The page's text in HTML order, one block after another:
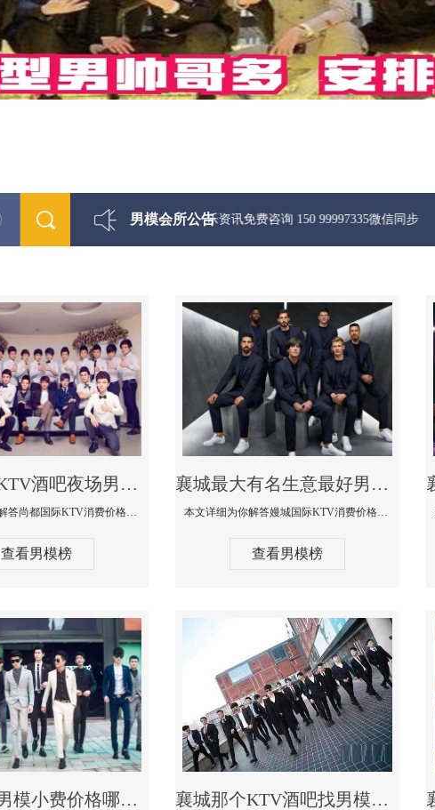
男模会所公告
最新男模娱乐资讯免费咨询 150 99997335微信同步
襄城哪个KTV酒吧夜场男模公关型男最帅-尚都国际KTV消费价格点评
本文详细为你解答尚都国际KTV消费价格点评，更多关于哪个KTV酒吧夜场男模公关型男最帅免费咨询150 99997335微信同步
查看男模榜
襄城最大有名生意最好男模少爷场KTV体验-嫚城国际KTV消费价格点评
本文详细为你解答嫚城国际KTV消费价格口碑点评，更多关于最大有名生意最好男模少爷场KTV体验免费咨询150 99997335微信同步！
查看男模榜
襄城KTV男模小费价格哪家便宜-宝马会KTV消费口碑点评 襄城那个KTV酒吧找男模帅哥男妓多-普罗旺斯KTV真实口碑点评